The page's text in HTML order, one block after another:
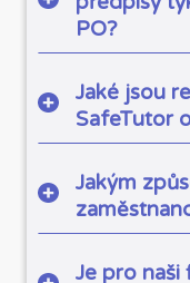
PO?
Jaké jsou
SafeTutor
Jakým
Je pro